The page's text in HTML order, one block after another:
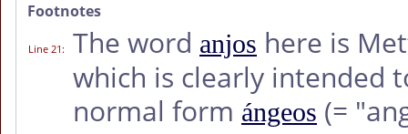
Footnotes
Line 21: The word anjos here is
which is clearly intended
normal form ángeos (=